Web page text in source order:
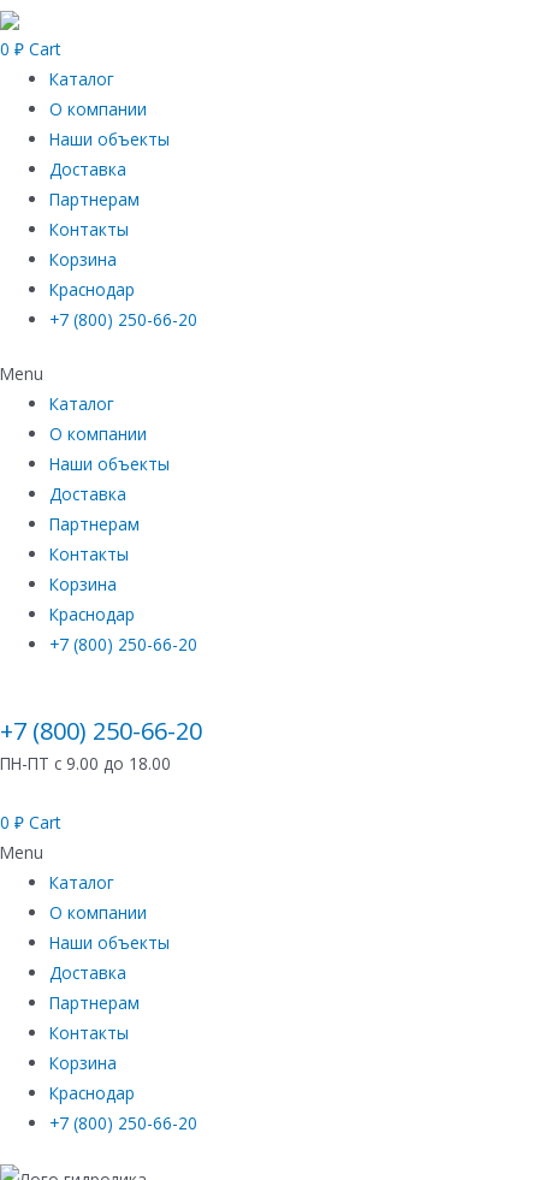
0 ₽ Cart
Каталог
О компании
Наши объекты
Доставка
Партнерам
Контакты
Корзина
Краснодар
+7 (800) 250-66-20
Menu
Каталог
О компании
Наши объекты
Доставка
Партнерам
Контакты
Корзина
Краснодар
+7 (800) 250-66-20
+7 (800) 250-66-20
ПН-ПТ с 9.00 до 18.00
0 ₽ Cart
Menu
Каталог
О компании
Наши объекты
Доставка
Партнерам
Контакты
Корзина
Краснодар
+7 (800) 250-66-20